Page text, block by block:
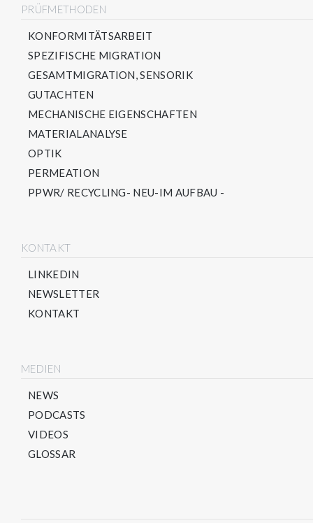
PRÜFMETHODEN
KONFORMITÄTSARBEIT
SPEZIFISCHE MIGRATION
GESAMTMIGRATION, SENSORIK
GUTACHTEN
MECHANISCHE EIGENSCHAFTEN
MATERIALANALYSE
OPTIK
PERMEATION
PPWR/ RECYCLING- NEU-IM AUFBAU -
KONTAKT
LINKEDIN
NEWSLETTER
KONTAKT
MEDIEN
NEWS
PODCASTS
VIDEOS
GLOSSAR